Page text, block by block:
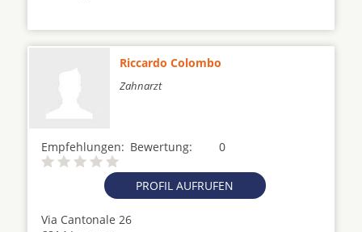
Riccardo Colombo
Zahnarzt
Empfehlungen: 0
Bewertung:
PROFIL AUFRUFEN
Via Cantonale 26